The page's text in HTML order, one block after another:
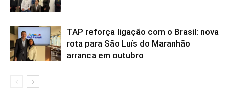
TAP reforça ligação com o Brasil: nova
rota para São Luís do Maranhão
arranca em outubro